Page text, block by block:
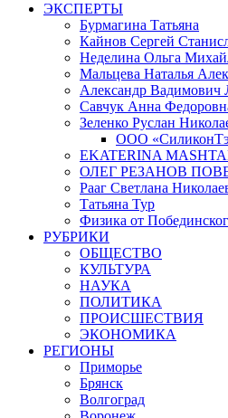
ЭКСПЕРТЫ
Бурмагина Татьяна
Кайнов Сергей
Неделина Ольга
Мальцева Наталья
Александр Вадимович
Савчук Анна
Зеленко Руслан
ООО
EKATERINA
ОЛЕГ РЕЗАНОВ
Рааг Светлана
Татьяна Тур
Физика от
РУБРИКИ
ОБЩЕСТВО
КУЛЬТУРА
НАУКА
ПОЛИТИКА
ПРОИСШЕСТВИЯ
ЭКОНОМИКА
РЕГИОНЫ
Приморье
Брянск
Волгоград